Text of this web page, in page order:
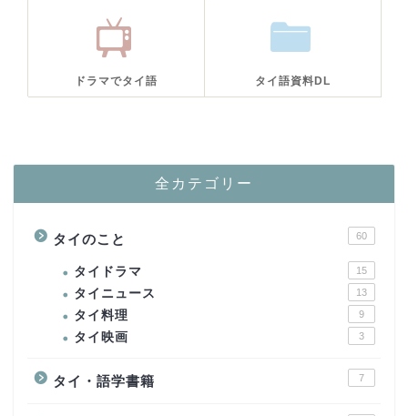
ドラマでタイ語 タイ語資料DL
全カテゴリー
タイのこと 60
タイドラマ 15
タイニュース 13
タイ料理 9
タイ映画 3
タイ・語学書籍 7